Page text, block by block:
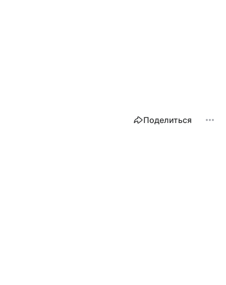
Поделиться